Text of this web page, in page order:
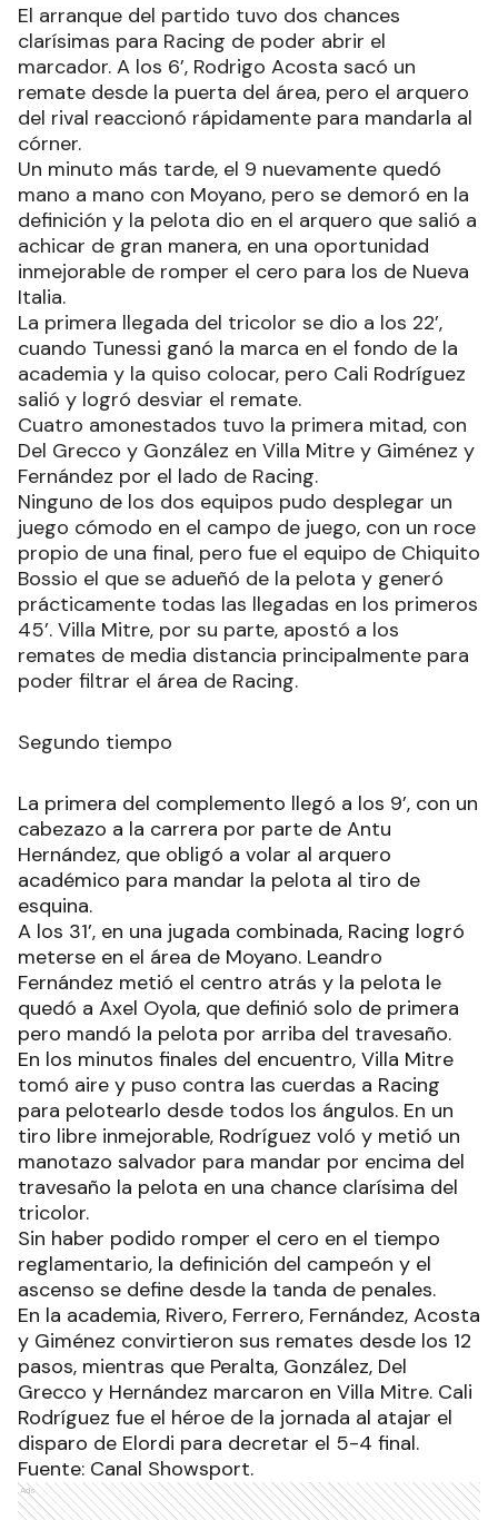
El arranque del partido tuvo dos chances
clarísimas para Racing de poder abrir el
marcador. A los 6’, Rodrigo Acosta sacó un
remate desde la puerta del área, pero el arquero
del rival reaccionó rápidamente para mandarla al
córner.
Un minuto más tarde, el 9 nuevamente quedó
mano a mano con Moyano, pero se demoró en la
definición y la pelota dio en el arquero que salió a
achicar de gran manera, en una oportunidad
inmejorable de romper el cero para los de Nueva
Italia.
La primera llegada del tricolor se dio a los 22’,
cuando Tunessi ganó la marca en el fondo de la
academia y la quiso colocar, pero Cali Rodríguez
salió y logró desviar el remate.
Cuatro amonestados tuvo la primera mitad, con
Del Grecco y González en Villa Mitre y Giménez y
Fernández por el lado de Racing.
Ninguno de los dos equipos pudo desplegar un
juego cómodo en el campo de juego, con un roce
propio de una final, pero fue el equipo de Chiquito
Bossio el que se adueñó de la pelota y generó
prácticamente todas las llegadas en los primeros
45’. Villa Mitre, por su parte, apostó a los
remates de media distancia principalmente para
poder filtrar el área de Racing.
Segundo tiempo
La primera del complemento llegó a los 9’, con un
cabezazo a la carrera por parte de Antu
Hernández, que obligó a volar al arquero
académico para mandar la pelota al tiro de
esquina.
A los 31’, en una jugada combinada, Racing logró
meterse en el área de Moyano. Leandro
Fernández metió el centro atrás y la pelota le
quedó a Axel Oyola, que definió solo de primera
pero mandó la pelota por arriba del travesaño.
En los minutos finales del encuentro, Villa Mitre
tomó aire y puso contra las cuerdas a Racing
para pelotearlo desde todos los ángulos. En un
tiro libre inmejorable, Rodríguez voló y metió un
manotazo salvador para mandar por encima del
travesaño la pelota en una chance clarísima del
tricolor.
Sin haber podido romper el cero en el tiempo
reglamentario, la definición del campeón y el
ascenso se define desde la tanda de penales.
En la academia, Rivero, Ferrero, Fernández, Acosta
y Giménez convirtieron sus remates desde los 12
pasos, mientras que Peralta, González, Del
Grecco y Hernández marcaron en Villa Mitre. Cali
Rodríguez fue el héroe de la jornada al atajar el
disparo de Elordi para decretar el 5-4 final.
Fuente: Canal Showsport.
Ads